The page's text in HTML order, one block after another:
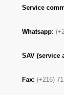
Service
Whatsapp:
SAV (service
Fax: (+216)